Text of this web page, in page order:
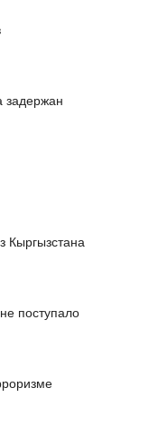
задержан
Кыргызстана
поступало